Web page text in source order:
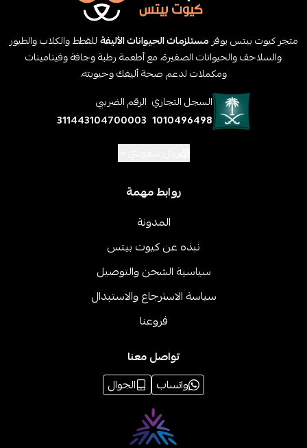
متجر كيوت بيتس يوفرمستلزمات الحيوانات الأليفةللقطط والكلاب والطيور
والسلاحف والحيوانات الصغيرة، مع أطعمة رطبة وجافة وفيتامينات
ومكملات لدعم صحة أليفك وحيويته.
السجل التجاري
1010496498
الرقم الضريبي
311443104700003
روابط مهمة
المدونة
نبذه عن كيوت بيتس
سياسية الشحن والتوصيل
سياسة الاسترجاع والاستبدال
فروعنا
تواصل معنا
واتساب
الجوال